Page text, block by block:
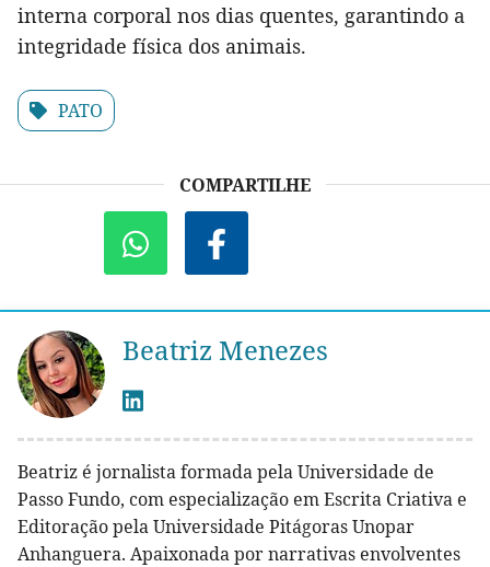
interna corporal nos dias quentes, garantindo a
integridade física dos animais.
PATO
COMPARTILHE
Beatriz Menezes
Beatriz é jornalista formada pela Universidade de
Passo Fundo, com especialização em Escrita Criativa e
Editoração pela Universidade Pitágoras Unopar
Anhanguera. Apaixonada por narrativas envolventes